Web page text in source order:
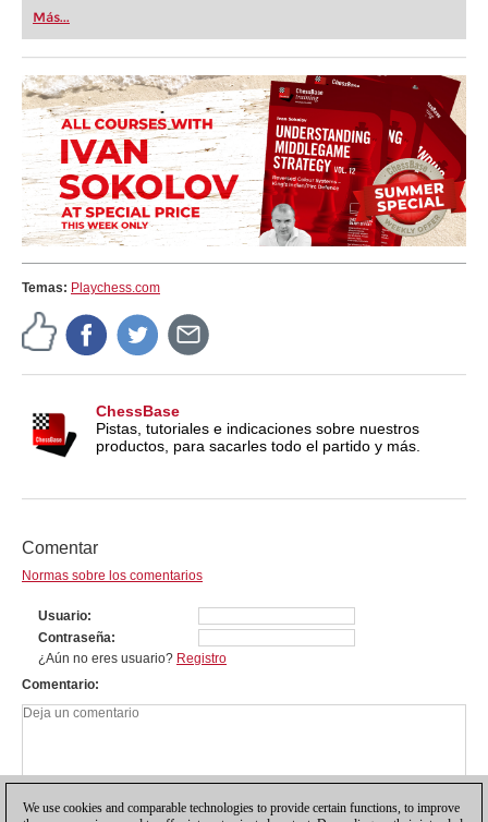
first steps into the world of club chess, or already
playing at a tournament level: with FRITZ, you can
train more efficiently, intelligently and with a
more personalised approach than ever before.
Más...
Temas: Playchess.com
ChessBase
Pistas, tutoriales e indicaciones sobre nuestros
productos, para sacarles todo el partido y más.
Comentar
Normas sobre los comentarios
Usuario
Contraseña
¿Aún no eres usuario? Registro
Comentario
We use cookies and comparable technologies to provide certain functions, to improve